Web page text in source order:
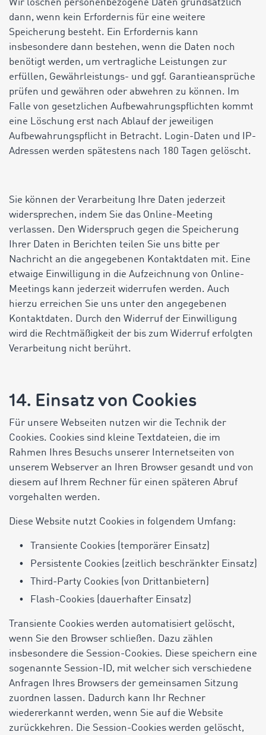
Wir löschen personenbezogene Daten grundsätzlich
dann, wenn kein Erfordernis für eine weitere
Speicherung besteht. Ein Erfordernis kann
insbesondere dann bestehen, wenn die Daten noch
benötigt werden, um vertragliche Leistungen zur
erfüllen, Gewährleistungs- und ggf. Garantieansprüche
prüfen und gewähren oder abwehren zu können. Im
Falle von gesetzlichen Aufbewahrungspflichten kommt
eine Löschung erst nach Ablauf der jeweiligen
Aufbewahrungspflicht in Betracht. Login-Daten und IP-
Adressen werden spätestens nach 180 Tagen gelöscht.
Sie können der Verarbeitung Ihre Daten jederzeit
widersprechen, indem Sie das Online-Meeting
verlassen. Den Widerspruch gegen die Speicherung
Ihrer Daten in Berichten teilen Sie uns bitte per
Nachricht an die angegebenen Kontaktdaten mit. Eine
etwaige Einwilligung in die Aufzeichnung von Online-
Meetings kann jederzeit widerrufen werden. Auch
hierzu erreichen Sie uns unter den angegebenen
Kontaktdaten. Durch den Widerruf der Einwilligung
wird die Rechtmäßigkeit der bis zum Widerruf erfolgten
Verarbeitung nicht berührt.
14. Einsatz von Cookies
Für unsere Webseiten nutzen wir die Technik der
Cookies. Cookies sind kleine Textdateien, die im
Rahmen Ihres Besuchs unserer Internetseiten von
unserem Webserver an Ihren Browser gesandt und von
diesem auf Ihrem Rechner für einen späteren Abruf
vorgehalten werden.
Diese Website nutzt Cookies in folgendem Umfang:
Transiente Cookies (temporärer Einsatz)
Persistente Cookies (zeitlich beschränkter Einsatz)
Third-Party Cookies (von Drittanbietern)
Flash-Cookies (dauerhafter Einsatz)
Transiente Cookies werden automatisiert gelöscht,
wenn Sie den Browser schließen. Dazu zählen
insbesondere die Session-Cookies. Diese speichern eine
sogenannte Session-ID, mit welcher sich verschiedene
Anfragen Ihres Browsers der gemeinsamen Sitzung
zuordnen lassen. Dadurch kann Ihr Rechner
wiedererkannt werden, wenn Sie auf die Website
zurückkehren. Die Session-Cookies werden gelöscht,